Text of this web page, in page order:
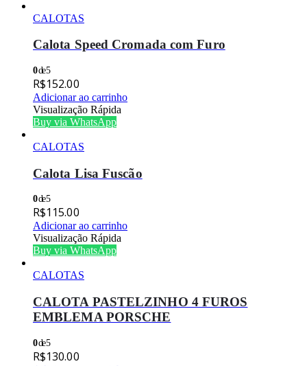
CALOTAS
Calota Speed Cromada com Furo
0de 5
R$152.00
Adicionar ao carrinho
Visualização Rápida
Buy via WhatsApp
CALOTAS
Calota Lisa Fuscão
0de 5
R$115.00
Adicionar ao carrinho
Visualização Rápida
Buy via WhatsApp
CALOTAS
CALOTA PASTELZINHO 4 FUROS
EMBLEMA PORSCHE
0de 5
R$130.00